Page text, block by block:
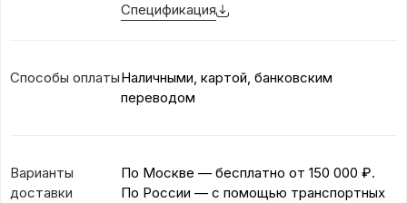
Спецификация
Способы оплатыНаличными, картой, банковским
переводом
Варианты
доставки
По Москве — бесплатно от 150 000 ₽.
По России — с помощью транспортных